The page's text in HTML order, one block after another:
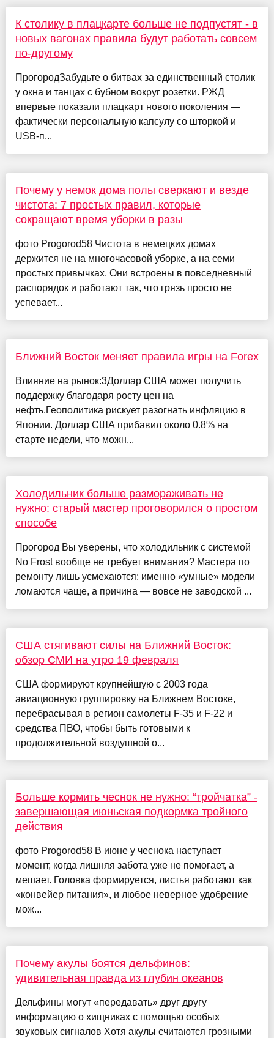
К столику в плацкарте больше не подпустят - в
новых вагонах правила будут работать совсем
по-другому
ПрогородЗабудьте о битвах за единственный столик
у окна и танцах с бубном вокруг розетки. РЖД
впервые показали плацкарт нового поколения —
фактически персональную капсулу со шторкой и
USB-п...
Почему у немок дома полы сверкают и везде
чистота: 7 простых правил, которые
сокращают время уборки в разы
фото Progorod58 Чистота в немецких домах
держится не на многочасовой уборке, а на семи
простых привычках. Они встроены в повседневный
распорядок и работают так, что грязь просто не
успевает...
Ближний Восток меняет правила игры на Forex
Влияние на рынок:3Доллар США может получить
поддержку благодаря росту цен на
нефть.Геополитика рискует разогнать инфляцию в
Японии. Доллар США прибавил около 0.8% на
старте недели, что можн...
Холодильник больше размораживать не
нужно: старый мастер проговорился о простом
способе
Прогород Вы уверены, что холодильник с системой
No Frost вообще не требует внимания? Мастера по
ремонту лишь усмехаются: именно «умные» модели
ломаются чаще, а причина — вовсе не заводской ...
США стягивают силы на Ближний Восток:
обзор СМИ на утро 19 февраля
США формируют крупнейшую с 2003 года
авиационную группировку на Ближнем Востоке,
перебрасывая в регион самолеты F-35 и F-22 и
средства ПВО, чтобы быть готовыми к
продолжительной воздушной о...
Больше кормить чеснок не нужно: “тройчатка” -
завершающая июньская подкормка тройного
действия
фото Progorod58 В июне у чеснока наступает
момент, когда лишняя забота уже не помогает, а
мешает. Головка формируется, листья работают как
«конвейер питания», и любое неверное удобрение
мож...
Почему акулы боятся дельфинов:
удивительная правда из глубин океанов
Дельфины могут «передавать» друг другу
информацию о хищниках с помощью особых
звуковых сигналов Хотя акулы считаются грозными